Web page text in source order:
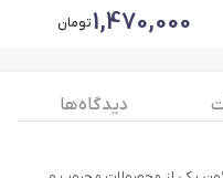
1,470,000تومان
دیدگاه ها